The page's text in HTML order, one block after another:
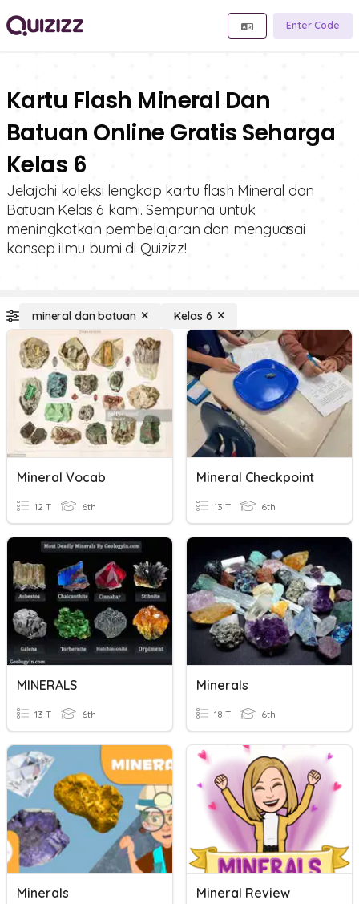
Enter Code
Kartu Flash Mineral Dan
Batuan Online Gratis Seharga
Kelas 6
Jelajahi koleksi lengkap kartu flash Mineral dan
Batuan Kelas 6 kami. Sempurna untuk
meningkatkan pembelajaran dan menguasai
konsep ilmu bumi di Quizizz!
mineral dan batuan Kelas 6
Mineral Vocab
12 T 6th
Mineral Checkpoint
13 T 6th
MINERALS
13 T 6th
Minerals
18 T 6th
Minerals Mineral Review